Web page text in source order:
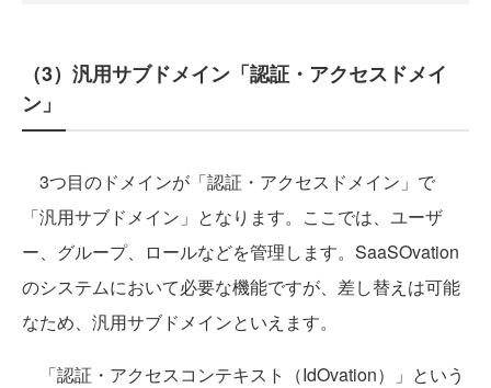
（3）汎用サブドメイン「認証・アクセスドメイ
ン」
3つ目のドメインが「認証・アクセスドメイン」で
「汎用サブドメイン」となります。ここでは、ユーザ
ー、グループ、ロールなどを管理します。SaaSOvation
のシステムにおいて必要な機能ですが、差し替えは可能
なため、汎用サブドメインといえます。
「認証・アクセスコンテキスト（IdOvation）」という